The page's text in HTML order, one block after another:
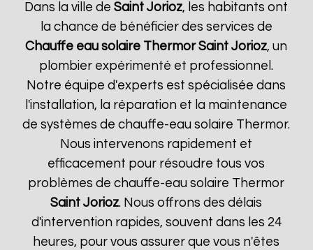
Dans la ville deSaint Jorioz, les habitants ont
la chance de bénéficier des services de
Chauffe eau solaire Thermor Saint Jorioz, un
plombier expérimenté et professionnel.
Notre équipe d'experts est spécialisée dans
l'installation, la réparation et la maintenance
de systèmes de chauffe-eau solaire Thermor.
Nous intervenons rapidement et
efficacement pour résoudre tous vos
problèmes de chauffe-eau solaire Thermor
Saint Jorioz. Nous offrons des délais
d'intervention rapides, souvent dans les 24
heures, pour vous assurer que vous n'êtes